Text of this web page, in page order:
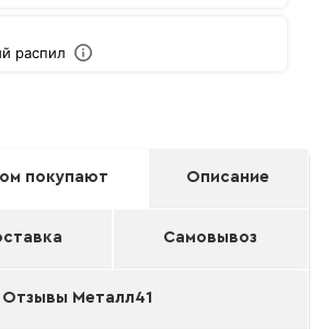
распил
покупают Описание
Самовывоз
Отзывы Металл41